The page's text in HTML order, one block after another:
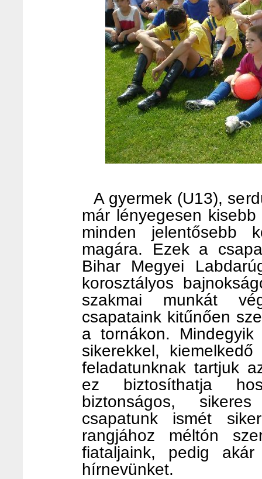
A gyermek (U13),
már lényegesen
minden jelentősebb
magára. Ezek a
Bihar Megyei
korosztályos
szakmai munkát
csapataink kitűnően
a tornákon. Mindegyik
sikerekkel,
feladatunknak tartjuk
ez biztosíthatja
biztonságos,
csapatunk ismét
rangjához méltón
fiataljaink, pedig
hírnevünket.